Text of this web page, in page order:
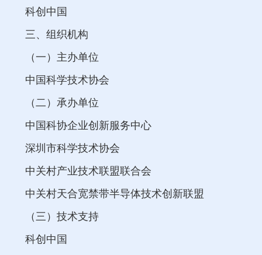
科创中国
三、组织机构
（一）主办单位
中国科学技术协会
（二）承办单位
中国科协企业创新服务中心
深圳市科学技术协会
中关村产业技术联盟联合会
中关村天合宽禁带半导体技术创新联盟
（三）技术支持
科创中国